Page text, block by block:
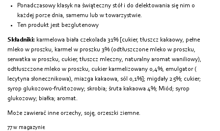
Ponadczasowy klasyk na świąteczny stół i do delektowania się nim o
każdej porze dnia, samemu lub w towarzystwie.
Ten produkt jest bezglutenowy
Składniki: karmelowa biała czekolada 31% [cukier, tłuszcz kakaowy, pełne
mleko w proszku, karmel w proszku 3% (odtłuszczone mleko w proszku,
serwatka w proszku, cukier, tłuszcz mleczny, naturalny aromat waniliowy),
odtłuszczone mleko w proszku, cukier karmelizowany 0,4%, emulgator (
lecytyna słonecznikowa), miazga kakaowa, sól 0,1%]; migdały 25%; cukier;
syrop glukozowo-fruktozowy; skrobia; śruta kakaowa 4%; Miód; syrop
glukozowy; białka; aromat.
Może zawierać inne orzechy, soję, orzeszki ziemne.
77 w magazynie